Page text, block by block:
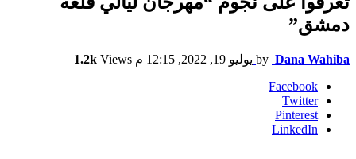
دمشق”
by Dana Wahiba يوليو 19, 2022, 12:15 م 1.2k Views
Facebook
Twitter
Pinterest
LinkedIn